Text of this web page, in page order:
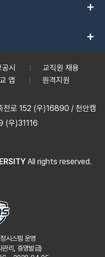
add
add
시
교직원 채용
앱 원격지원
전로 152 (우)16890 / 천안캠
(우)31116
All rights reserved.
시스템 운영
관리, 증명발급)